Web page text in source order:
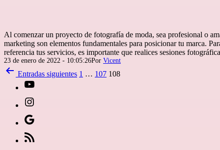
Al comenzar un proyecto de fotografía de moda, sea profesional o
marketing son elementos fundamentales para posicionar tu marca.
referencia tus servicios, es importante que realices sesiones
Publicada
el
23 de enero de 2022 - 10:05:26Por Vicent
Paginación
entradas
Entradas siguientes 1 … 107 108